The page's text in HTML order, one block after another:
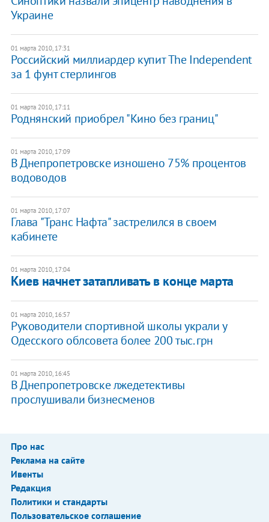
Украине
01 марта 2010, 17:31
Российский миллиардер купит The Independent
за 1 фунт стерлингов
01 марта 2010, 17:11
Роднянский приобрел "Кино без границ"
01 марта 2010, 17:09
В Днепропетровске изношено 75% процентов
водоводов
01 марта 2010, 17:07
Глава "Транс Нафта" застрелился в своем
кабинете
01 марта 2010, 17:04
Киев начнет затапливать в конце марта
01 марта 2010, 16:57
Руководители спортивной школы украли у
Одесского облсовета более 200 тыс. грн
01 марта 2010, 16:45
В Днепропетровске лжедетективы
прослушивали бизнесменов
Про нас
Реклама на сайте
Ивенты
Редакция
Политики и стандарты
Пользовательское соглашение